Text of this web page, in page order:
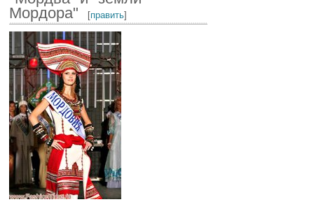
Мордора"
[править]